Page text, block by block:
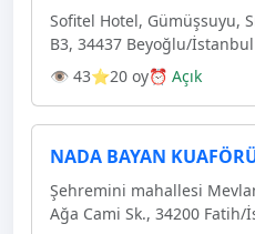
Sofitel Hotel, Gümüşsuyu,
B3, 34437 Beyoğlu/İstanbul
👁 43⭐20 oy⏰ Açık
NADA BAYAN
Şehremini mahallesi
Ağa Cami Sk., 34200 Fatih/